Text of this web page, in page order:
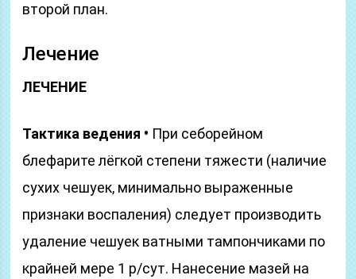
второй план.
Лечение
ЛЕЧЕНИЕ
Тактика ведения • При себорейном
блефарите лёгкой степени тяжести (наличие
сухих чешуек, минимально выраженные
признаки воспаления) следует производить
удаление чешуек ватными тампончиками по
крайней мере 1 р/сут. Нанесение мазей на